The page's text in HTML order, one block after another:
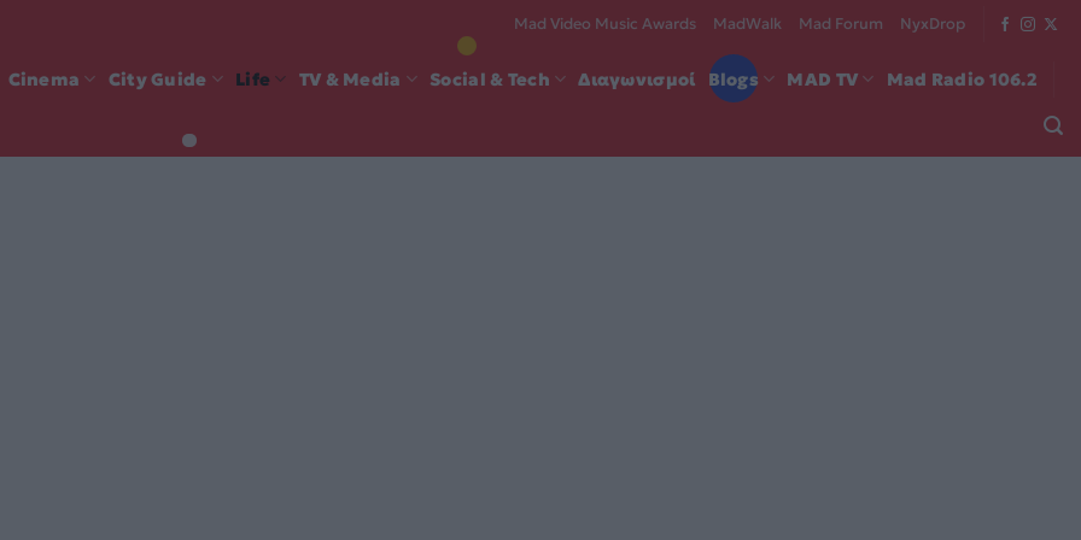
Mad Video Music Awards MadWalk Mad Forum NyxDrop
Cinema City Guide Life TV & Media Social & Tech Διαγωνισμοί Blogs MAD TV Mad Radio 106.2